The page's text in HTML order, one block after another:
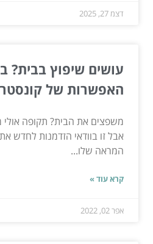
דצמ 27, 2025
עושים שיפוץ בבית?
האפשרות של
משפצים את הבית? תקופה אולי
אבל זו בוודאי הזדמנות לחדש
המראה שלו...
קרא עוד »
אפר 02, 2022